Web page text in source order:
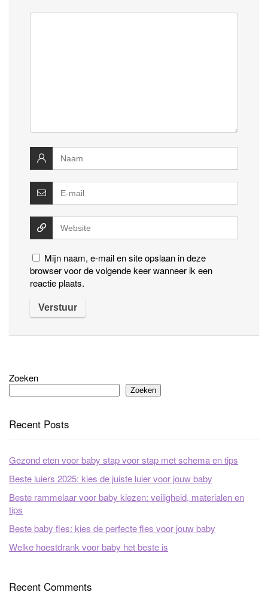
Mijn naam, e-mail en site opslaan in deze
browser voor de volgende keer wanneer ik een
reactie plaats.
Zoeken
Zoeken
Recent Posts
Gezond eten voor baby stap voor stap met schema en tips
Beste luiers 2025: kies de juiste luier voor jouw baby
Beste rammelaar voor baby kiezen: veiligheid, materialen en
tips
Beste baby fles: kies de perfecte fles voor jouw baby
Welke hoestdrank voor baby het beste is
Recent Comments